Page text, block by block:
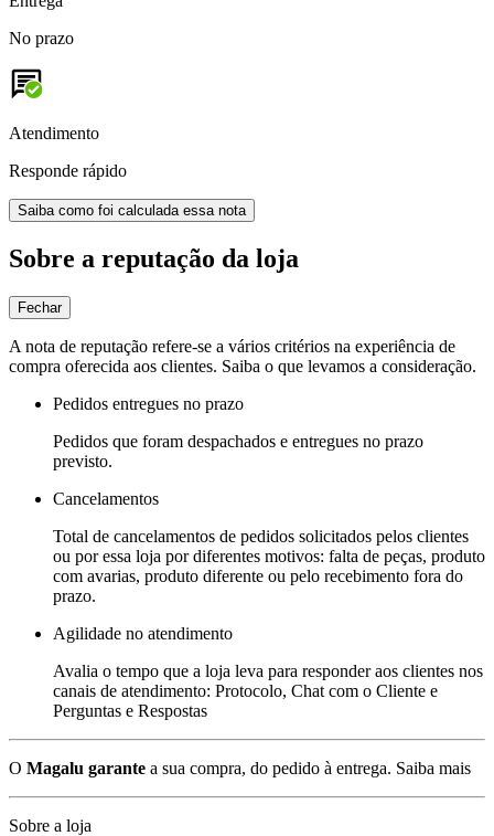
No prazo
Atendimento
Responde rápido
Saiba como foi calculada essa nota
Sobre a reputação da loja
Fechar
A nota de reputação refere-se a vários critérios na experiência de
compra oferecida aos clientes. Saiba o que levamos a consideração.
Pedidos entregues no prazo
Pedidos que foram despachados e entregues no prazo
previsto.
Cancelamentos
Total de cancelamentos de pedidos solicitados pelos clientes
ou por essa loja por diferentes motivos: falta de peças, produto
com avarias, produto diferente ou pelo recebimento fora do
prazo.
Agilidade no atendimento
Avalia o tempo que a loja leva para responder aos clientes nos
canais de atendimento: Protocolo, Chat com o Cliente e
Perguntas e Respostas
O Magalu garante a sua compra, do pedido à entrega. Saiba mais
Sobre a loja